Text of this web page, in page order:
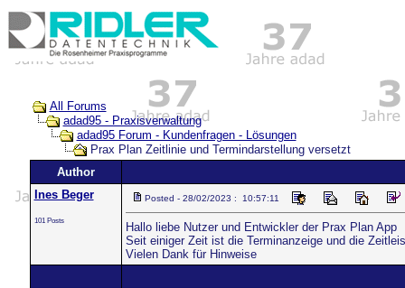
All Forums
adad95 - Praxisverwaltung
adad95 Forum - Kundenfragen - Lösungen
Prax Plan Zeitlinie und Termindarstellung versetzt
Author
Ines Beger
101 Posts
Posted - 28/02/2023 : 10:57:11
Hallo liebe Nutzer und Entwickler der Prax Plan App
Seit einiger Zeit ist die Terminanzeige und die
Vielen Dank für Hinweise